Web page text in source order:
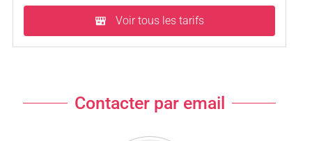
Voir tous les tarifs
Contacter par email